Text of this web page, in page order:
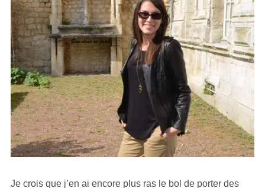
Je crois que j’en ai encore plus ras le bol de porter des